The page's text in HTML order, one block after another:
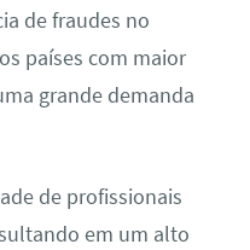
de fraudes no
países com maior
grande demanda
de profissionais
em um alto